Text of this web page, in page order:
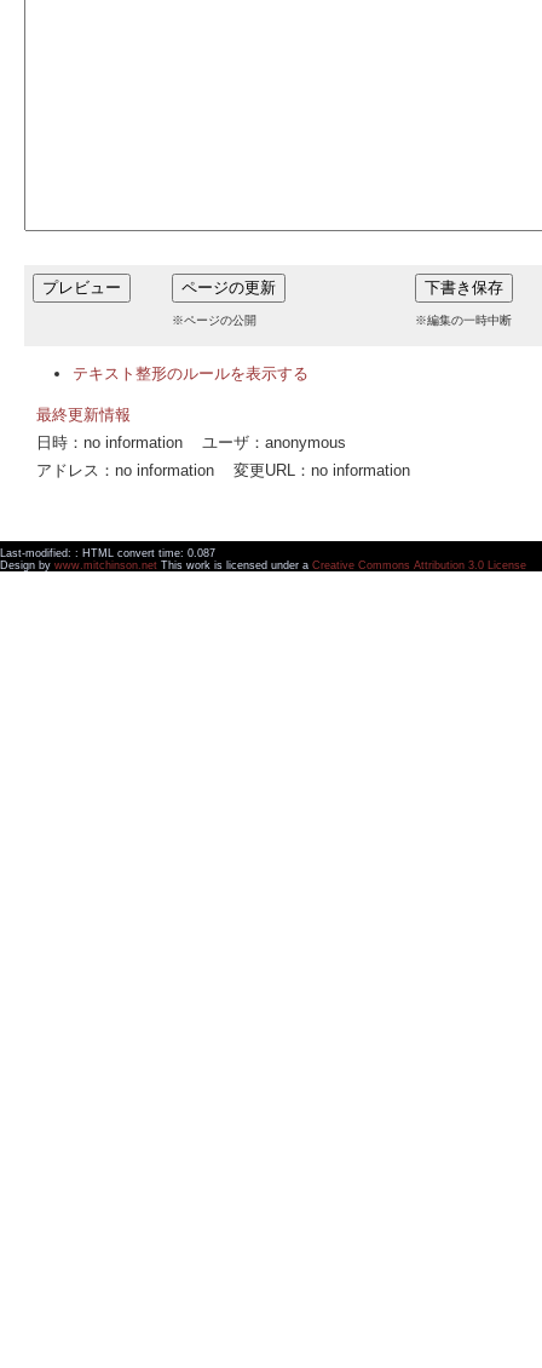
※ページの公開 ※編集の一時中断
テキスト整形のルールを表示する
最終更新情報
日時：no information ユーザ：anonymous
アドレス：no information 変更URL：no information
Last-modified: : HTML convert time: 0.087
Design by www.mitchinson.net This work is licensed under a Creative Commons Attribution 3.0 License